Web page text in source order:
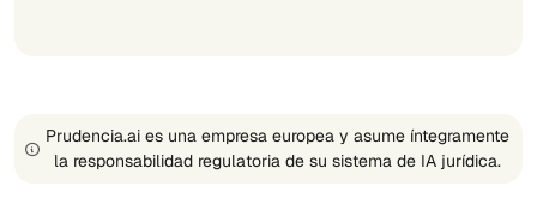
Prudencia.ai es una empresa europea y asume íntegramente
la responsabilidad regulatoria de su sistema de IA jurídica.